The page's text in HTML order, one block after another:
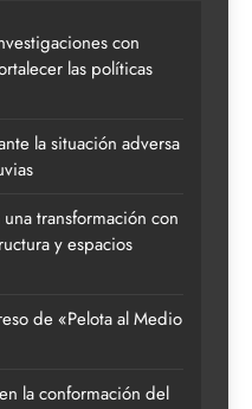
con
las políticas
la situación adversa
transformación con
y espacios
de «Pelota al Medio
la conformación del